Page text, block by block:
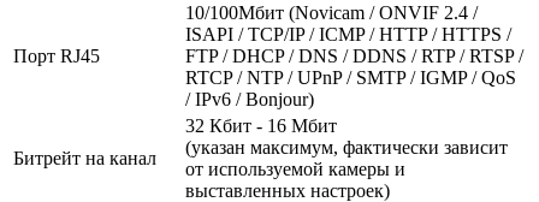
Порт RJ45
10/100Мбит (Novicam / ONVIF 2.4 /
ISAPI / TCP/IP / ICMP / HTTP / HTTPS /
FTP / DHCP / DNS / DDNS / RTP / RTSP /
RTCP / NTP / UPnP / SMTP / IGMP / QoS
/ IPv6 / Bonjour)
Битрейт на канал
32 Кбит - 16 Мбит
(указан максимум, фактически зависит
от используемой камеры и
выставленных настроек)